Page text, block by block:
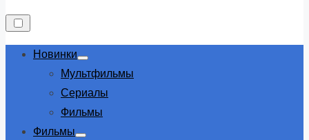
Новинки
Show
sub
Мультфильмы
Сериалы
Фильмы
Фильмы